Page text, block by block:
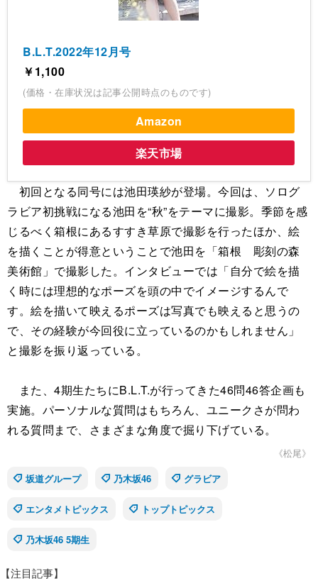
B.L.T.2022年12月号
￥1,100
(価格・在庫状況は記事公開時点のものです)
Amazon
楽天市場
初回となる同号には池田瑛紗が登場。今回は、ソログ
ラビア初挑戦になる池田を“秋”をテーマに撮影。季節を感
じるべく箱根にあるすすき草原で撮影を行ったほか、絵
を描くことが得意ということで池田を「箱根 彫刻の森
美術館」で撮影した。インタビューでは「自分で絵を描
く時には理想的なポーズを頭の中でイメージするんで
す。絵を描いて映えるポーズは写真でも映えると思うの
で、その経験が今回役に立っているのかもしれません」
と撮影を振り返っている。
また、4期生たちにB.L.T.が行ってきた46問46答企画も
実施。パーソナルな質問はもちろん、ユニークさが問わ
れる質問まで、さまざまな角度で掘り下げている。
《松尾》
坂道グループ
乃木坂46 グラビア
エンタメトピックス トップトピックス
乃木坂46 5期生
【注目記事】